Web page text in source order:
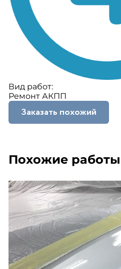
Вид работ:
Ремонт АКПП
Заказать похожий
Похожие работы